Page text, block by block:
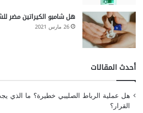
هل شامبو الكيراتين مضر
26 مارس 2021
أحدث المقالات
هل عملية الرباط الصليبي خطيرة؟ ما الذي
القرار؟